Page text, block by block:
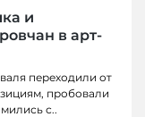
и
в арт-
переходили от
пробовали
с..